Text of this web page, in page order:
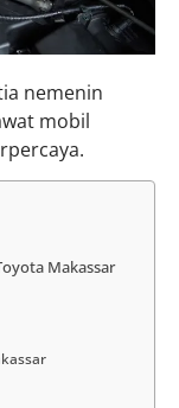
nemenin
mobil
Makassar